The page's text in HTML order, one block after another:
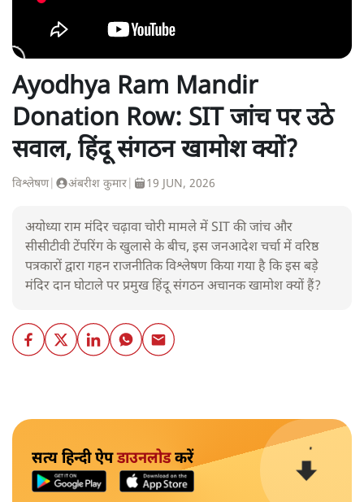
Ayodhya Ram Mandir
Donation Row: SIT जांच पर उठे
सवाल, हिंदू संगठन खामोश क्यों?
विश्लेषण| अंबरीश कुमार 19 JUN, 2026
अयोध्या राम मंदिर चढ़ावा चोरी मामले में SIT की जांच और
सीसीटीवी टेंपरिंग के खुलासे के बीच, इस जनआदेश चर्चा में वरिष्ठ
पत्रकारों द्वारा गहन राजनीतिक विश्लेषण किया गया है कि इस बड़े
मंदिर दान घोटाले पर प्रमुख हिंदू संगठन अचानक खामोश क्यों हैं?
सत्य हिन्दी ऐपडाउनलोडकरें